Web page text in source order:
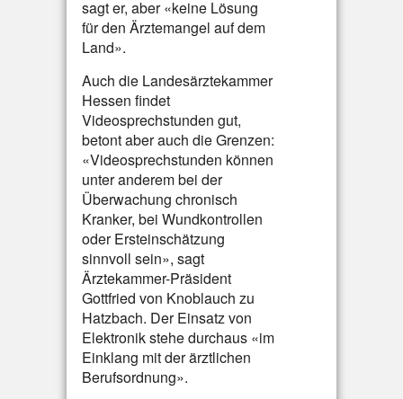
sagt er, aber «keine Lösung
für den Ärztemangel auf dem
Land».
Auch die Landesärztekammer
Hessen findet
Videosprechstunden gut,
betont aber auch die Grenzen:
«Videosprechstunden können
unter anderem bei der
Überwachung chronisch
Kranker, bei Wundkontrollen
oder Ersteinschätzung
sinnvoll sein», sagt
Ärztekammer-Präsident
Gottfried von Knoblauch zu
Hatzbach. Der Einsatz von
Elektronik stehe durchaus «im
Einklang mit der ärztlichen
Berufsordnung».